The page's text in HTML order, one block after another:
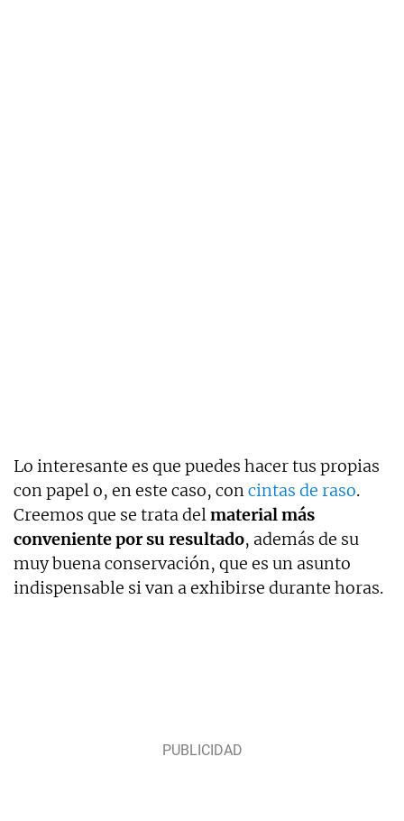
Lo interesante es que puedes hacer tus propias
con papel o, en este caso, con cintas de raso.
Creemos que se trata del material más
conveniente por su resultado, además de su
muy buena conservación, que es un asunto
indispensable si van a exhibirse durante horas.